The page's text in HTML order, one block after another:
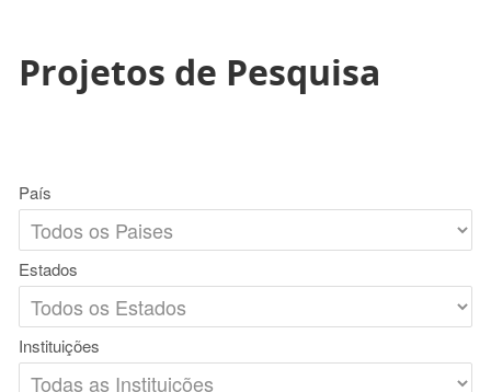
Projetos de Pesquisa
País
Estados
Instituições